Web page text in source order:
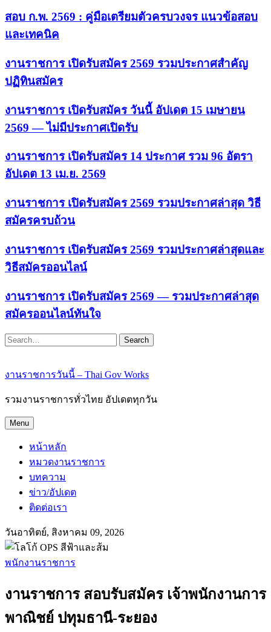
สอบ ก.พ. 2569 : คู่มือเตรียมตัวครบวงจร แนวข้อสอบ
และเทคนิค
งานราชการ เปิดรับสมัคร 2569 รวมประกาศสำคัญ
ปฏิทินสมัคร
งานราชการ เปิดรับสมัคร วันนี้ อัปเดต 15 เมษายน
2569 — ไม่มีประกาศเปิดรับ
งานราชการ เปิดรับสมัคร 14 ประกาศ รวม 96 อัตรา
อัปเดต 13 เม.ย. 2569
งานราชการ เปิดรับสมัคร 2569 รวมประกาศล่าสุด วิธี
สมัครครบถ้วน
งานราชการ เปิดรับสมัคร 2569 รวมประกาศล่าสุดและ
วิธีสมัครออนไลน์
งานราชการ เปิดรับสมัคร 2569 — รวมประกาศล่าสุด
สมัครออนไลน์ทันใจ
Search
งานราชการวันนี้ – Thai Gov Works
รวมงานราชการทั่วไทย อัปเดตทุกวัน
Menu
หน้าหลัก
หมวดงานราชการ
บทความ
ข่าว/อัปเดต
ติดต่อเรา
วันอาทิตย์, สิงหาคม 09, 2026
พนักงานราชการ
งานราชการ สอบรับสมัคร เจ้าพนักงานการ
พาณิชย์ ปทุมธานี-ระยอง